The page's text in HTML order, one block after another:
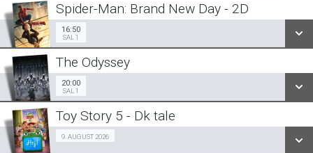
SE ALLE DAGE
LÆS MERE
Spider-Man: Brand New Day - 2D
16:50
SAL 1
Sal 1
SE ALLE DAGE
LÆS MERE
The Odyssey
20:00
SAL 1
Sal 1
SE ALLE DAGE
Toy Story 5 - Dk tale
9. AUGUST 2026